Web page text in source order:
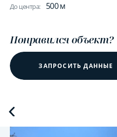
До центра: 500 м
Понравился объект?
ЗАПРОСИТЬ ДАННЫЕ